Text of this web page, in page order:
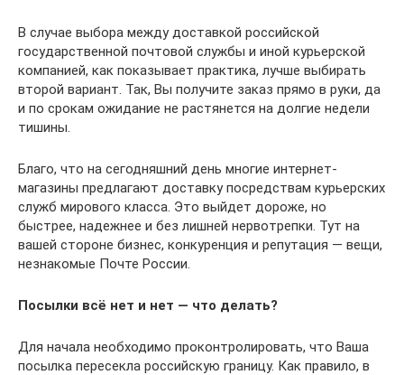
В случае выбора между доставкой российской
государственной почтовой службы и иной курьерской
компанией, как показывает практика, лучше выбирать
второй вариант. Так, Вы получите заказ прямо в руки, да
и по срокам ожидание не растянется на долгие недели
тишины.
Благо, что на сегодняшний день многие интернет-
магазины предлагают доставку посредствам курьерских
служб мирового класса. Это выйдет дороже, но
быстрее, надежнее и без лишней нервотрепки. Тут на
вашей стороне бизнес, конкуренция и репутация — вещи,
незнакомые Почте России.
Посылки всё нет и нет — что делать?
Для начала необходимо проконтролировать, что Ваша
посылка пересекла российскую границу. Как правило, в